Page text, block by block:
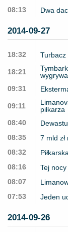
08:13
Dwa
2014-09-27
18:32 Turbacz
18:21
wygrywa.
09:31
09:11
piłkarza
08:40
08:35
7 mld
08:32
08:16
Tej
08:07
07:53
Jeden
2014-09-26